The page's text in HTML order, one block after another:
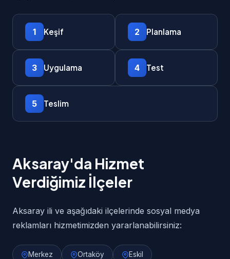
1 Keşif 2 Planlama
3 Uygulama 4 Test
5 Teslim
Aksaray'da Hizmet
Verdiğimiz İlçeler
Aksaray ili ve aşağıdaki ilçelerinde sosyal medya
reklamları hizmetimizden yararlanabilirsiniz:
Merkez Ortaköy Eskil